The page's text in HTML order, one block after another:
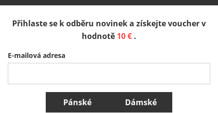
Slovenija
Belgique (Français) Danmark Norge
Všechny země
Přihlaste se k odběru novinek a získejte voucher v
hodnotě 10 € .
E-mailová adresa
Pánské Dámské